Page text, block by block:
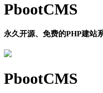
PbootCMS
永久开源、免费的PHP建站
PbootCMS